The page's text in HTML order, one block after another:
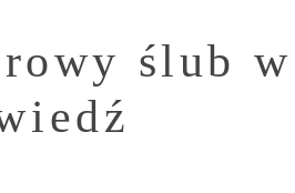
ślub w